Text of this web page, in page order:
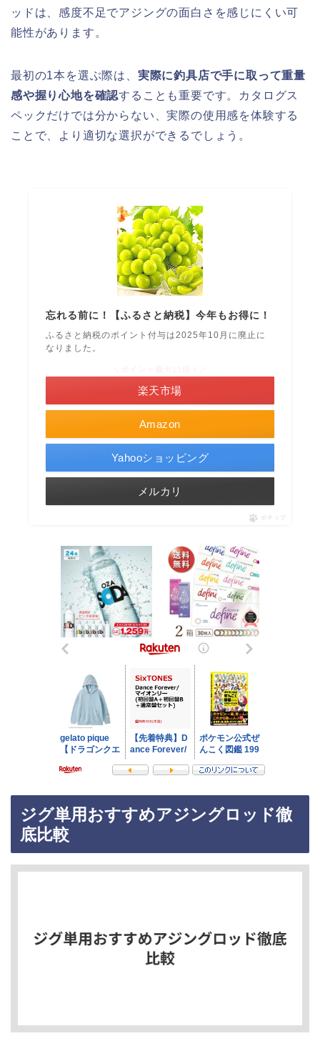
ッドは、感度不足でアジングの面白さを感じにくい可
能性があります。
最初の1本を選ぶ際は、 実際に釣具店で手に取って重量
感や握り心地を確認することも重要です。カタログス
ペックだけでは分からない、実際の使用感を体験する
ことで、より適切な選択ができるでしょう。
忘れる前に！【ふるさと納税】今年もお得に！
ふるさと納税のポイント付与は2025年10月に廃止に
なりました。
Amazon
楽天市場
Yahooショッピング
メルカリ
ポチップ
ジグ単用おすすめアジングロッド徹
底比較